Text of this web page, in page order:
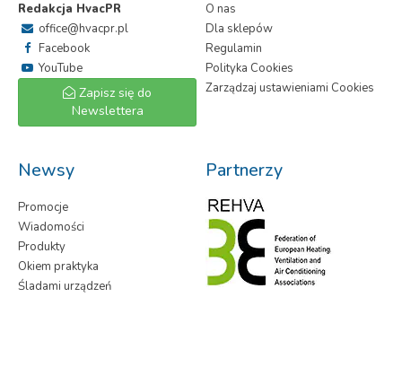
Redakcja HvacPR
office@hvacpr.pl
Facebook
YouTube
Zapisz się do
Newslettera
O nas
Dla sklepów
Regulamin
Polityka Cookies
Zarządzaj ustawieniami Cookies
Newsy
Promocje
Wiadomości
Produkty
Okiem praktyka
Śladami urządzeń
Partnerzy